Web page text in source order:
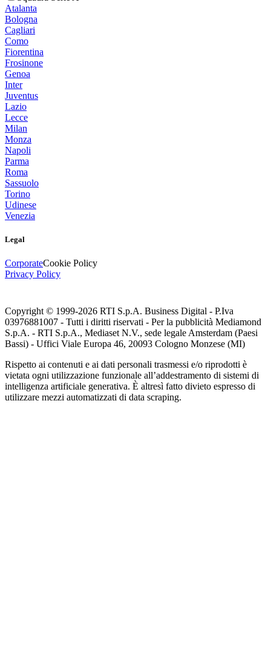
Atalanta
Bologna
Cagliari
Como
Fiorentina
Frosinone
Genoa
Inter
Juventus
Lazio
Lecce
Milan
Monza
Napoli
Parma
Roma
Sassuolo
Torino
Udinese
Venezia
Legal
CorporateCookie Policy
Privacy Policy
Copyright © 1999-2026 RTI S.p.A. Business Digital - P.Iva
03976881007 - Tutti i diritti riservati - Per la pubblicità Mediamond
S.p.A. - RTI S.p.A., Mediaset N.V., sede legale Amsterdam (Paesi
Bassi) - Uffici Viale Europa 46, 20093 Cologno Monzese (MI)
Rispetto ai contenuti e ai dati personali trasmessi e/o riprodotti è
vietata ogni utilizzazione funzionale all’addestramento di sistemi di
intelligenza artificiale generativa. È altresì fatto divieto espresso di
utilizzare mezzi automatizzati di data scraping.